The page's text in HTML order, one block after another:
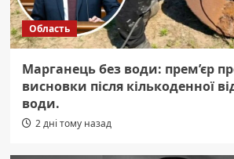
Область
Марганець без води: прем’єр
висновки після кількоденної
води.
2 дні тому назад